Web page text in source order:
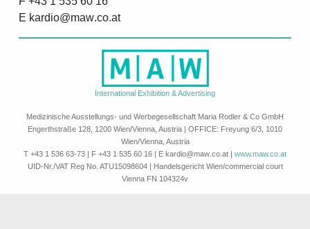
E kardio aw co at
International Exhibition & Advertising
Medizinische Ausstellungs- und Werbegesellschaft Maria Rodler & Co GmbH
Engerthstraße 128, 1200 Wien/Vienna, Austria | OFFICE: Freyung 6/3, 1010
Wien/Vienna, Austria
T +43 1 536 63-73 | F +43 1 535 60 16 | E kardio aw co at | www.maw.co.at
UID-Nr./VAT Reg No. ATU15098604 | Handelsgericht Wien/commercial court
Vienna FN 104324v